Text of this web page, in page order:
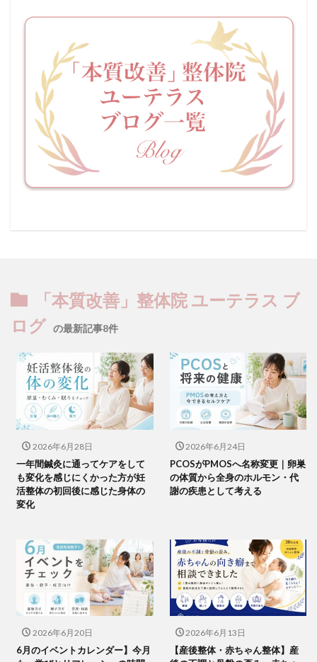
「本質改善」整体院 ユーテラス ブ
ログ の最新記事8件
2026年6月28日
一年間鍼灸に通ってケアをして
も変化を感じにくかった方が妊
活整体の初回後に感じた身体の
変化
2026年6月24日
PCOSがPMOSへ名称変更｜卵巣
の体質から全身のホルモン・代
謝の疾患として考える
2026年6月20日
6月のイベントカレンダー】今月
2026年6月13日
【産後整体・赤ちゃん整体】産